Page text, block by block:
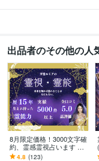
出品者のその他の人
8月限定価格！3000文字確
約、霊感霊視占います ⭐️
質×ボリュームの鑑定⭐️片
4.8 (123)